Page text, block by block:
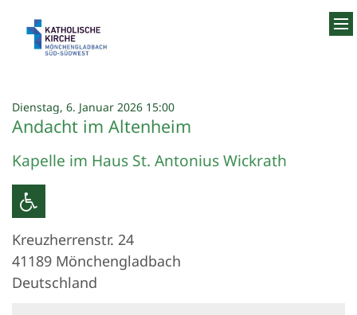
Dienstag, 6. Januar 2026 15:00:
Andacht im Altenheim
Kapelle im Haus St. Antonius Wickrath
Kreuzherrenstr. 24
41189 Mönchengladbach
Deutschland